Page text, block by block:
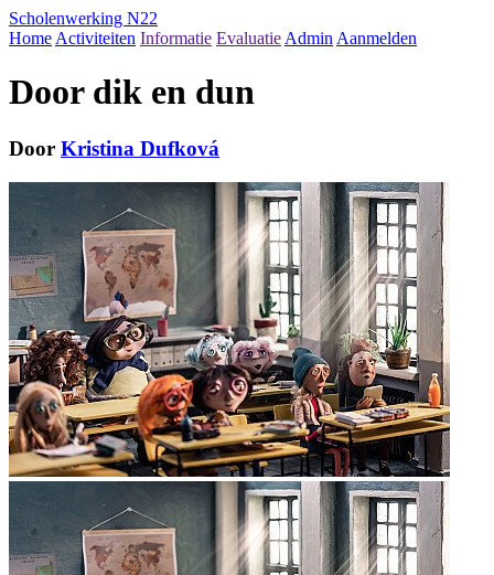
Scholenwerking N22
Home Activiteiten Informatie Evaluatie Admin Aanmelden
Door dik en dun
Door Kristina Dufková